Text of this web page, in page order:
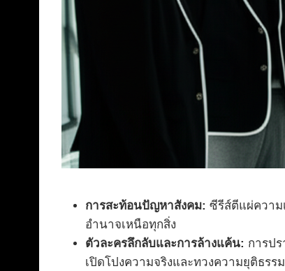
การสะท้อนปัญหาสังคม: ซีรีส์ตีแผ่ความ
อำนาจเหนือทุกสิ่ง
ตัวละครลึกลับและการล้างแค้น: การป
เปิดโปงความจริงและทวงความยุติธรรม